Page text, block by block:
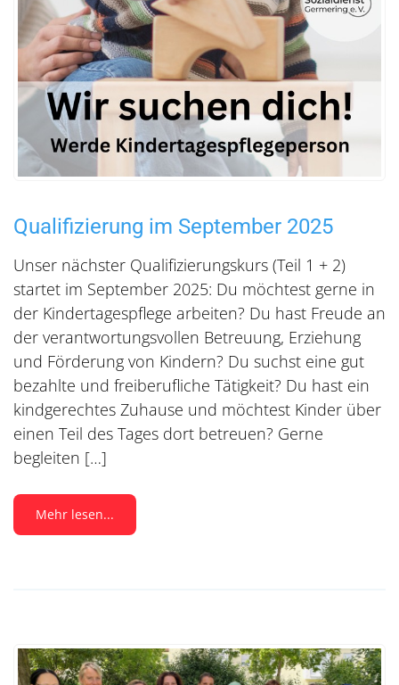
Qualifizierung im September 2025
Unser nächster Qualifizierungskurs (Teil 1 + 2)
startet im September 2025: Du möchtest gerne in
der Kindertagespflege arbeiten? Du hast Freude an
der verantwortungsvollen Betreuung, Erziehung
und Förderung von Kindern? Du suchst eine gut
bezahlte und freiberufliche Tätigkeit? Du hast ein
kindgerechtes Zuhause und möchtest Kinder über
einen Teil des Tages dort betreuen? Gerne
begleiten […]
Mehr lesen...